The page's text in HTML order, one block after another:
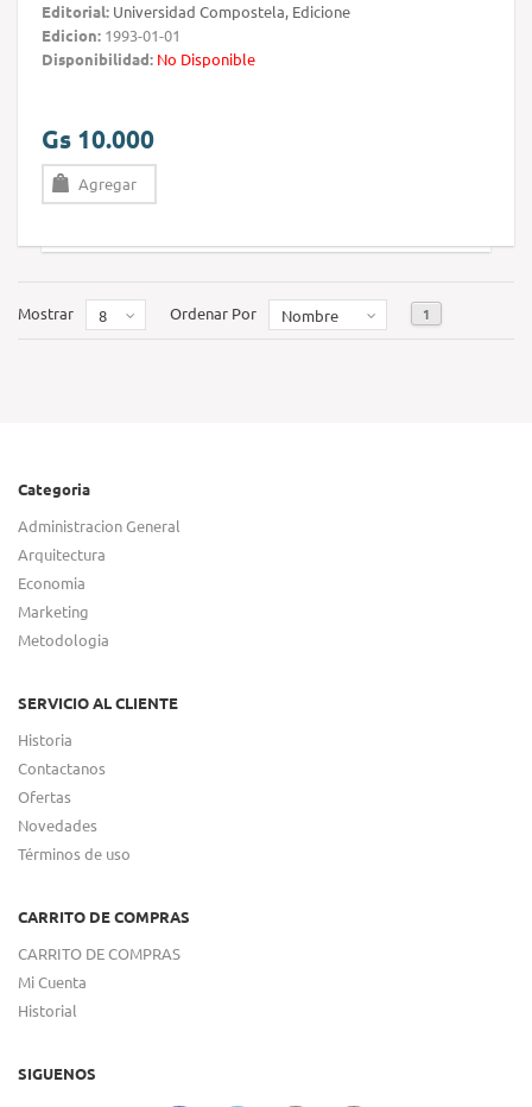
Editorial: Universidad Compostela, Edicione
Edicion: 1993-01-01
Disponibilidad: No Disponible
Gs 10.000
Agregar
Mostrar 8 Ordenar Por Nombre 1
Categoria
Administracion General
Arquitectura
Economia
Marketing
Metodologia
SERVICIO AL CLIENTE
Historia
Contactanos
Ofertas
Novedades
Términos de uso
CARRITO DE COMPRAS
CARRITO DE COMPRAS
Mi Cuenta
Historial
SIGUENOS